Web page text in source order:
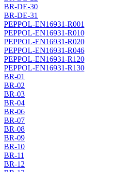
BR-DE-30
BR-DE-31
PEPPOL-EN16931-R001
PEPPOL-EN16931-R010
PEPPOL-EN16931-R020
PEPPOL-EN16931-R046
PEPPOL-EN16931-R120
PEPPOL-EN16931-R130
BR-01
BR-02
BR-03
BR-04
BR-06
BR-07
BR-08
BR-09
BR-10
BR-11
BR-12